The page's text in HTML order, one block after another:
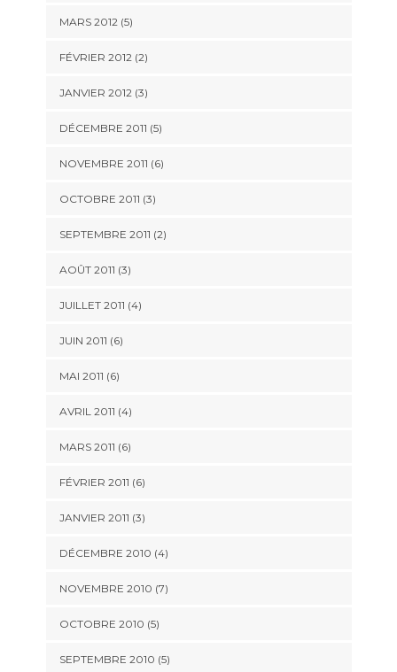
MARS 2012(5)
FÉVRIER 2012(2)
JANVIER 2012(3)
DÉCEMBRE 2011 (5)
NOVEMBRE 2011 (6)
OCTOBRE 2011 (3)
SEPTEMBRE 2011 (2)
AOÛT 2011 (3)
JUILLET 2011 (4)
JUIN 2011 (6)
MAI 2011 (6)
AVRIL 2011 (4)
MARS 2011 (6)
FÉVRIER 2011 (6)
JANVIER 2011 (3)
DÉCEMBRE 2010 (4)
NOVEMBRE 2010 (7)
OCTOBRE 2010 (5)
SEPTEMBRE 2010 (5)